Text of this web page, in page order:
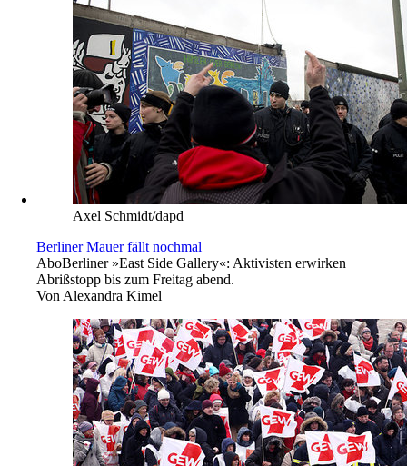
Axel Schmidt/dapd
Berliner Mauer fällt nochmal
AboBerliner »East Side Gallery«: Aktivisten erwirken
Abrißstopp bis zum Freitag abend.
VonAlexandra Kimel